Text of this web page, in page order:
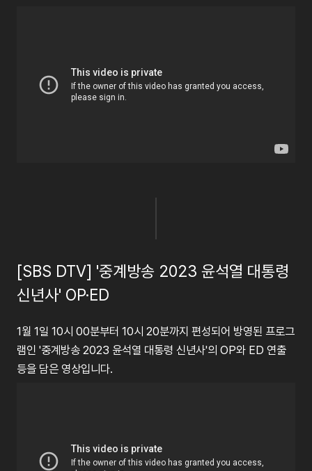
[SBS DTV] '중계방송 2023 윤석열 대통령
신년사' OP·ED
1월 1일 10시 00분부터 10시 20분까지 편성되어 방영된 프로그
램인 '중계방송 2023 윤석열 대통령 신년사'의 OP와 ED 연출
등을 담은 영상입니다.